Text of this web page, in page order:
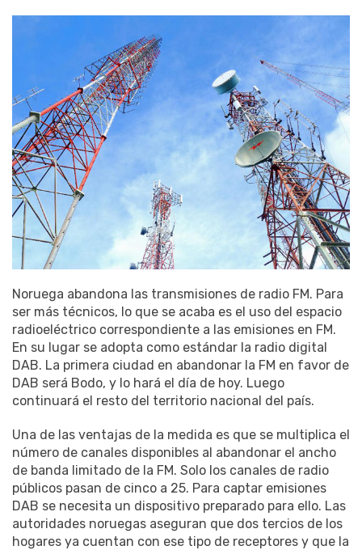
Noruega abandona las transmisiones de radio FM. Para
ser más técnicos, lo que se acaba es el uso del espacio
radioeléctrico correspondiente a las emisiones en FM.
En su lugar se adopta como estándar la radio digital
DAB. La primera ciudad en abandonar la FM en favor de
DAB será Bodo, y lo hará el día de hoy. Luego
continuará el resto del territorio nacional del país.
Una de las ventajas de la medida es que se multiplica el
número de canales disponibles al abandonar el ancho
de banda limitado de la FM. Solo los canales de radio
públicos pasan de cinco a 25. Para captar emisiones
DAB se necesita un dispositivo preparado para ello. Las
autoridades noruegas aseguran que dos tercios de los
hogares ya cuentan con ese tipo de receptores y que la